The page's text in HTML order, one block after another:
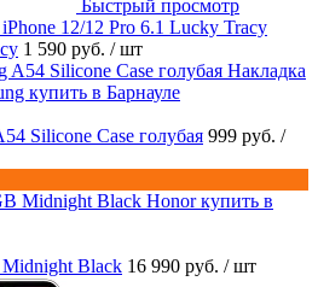
Быстрый просмотр
12/12 Pro 6.1 Lucky Tracy
1 590 руб. / шт
Silicone Case голубая 999 руб. /
Black 16 990 руб. / шт